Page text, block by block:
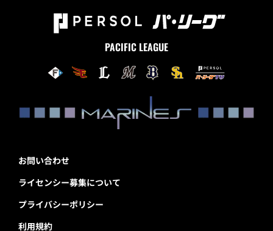
PACIFIC LEAGUE
お問い合わせ
ライセンシー募集について
プライバシーポリシー
利用規約